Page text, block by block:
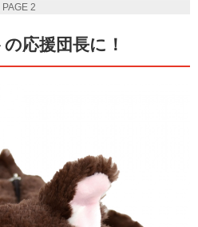
PAGE 2
応援団長に！